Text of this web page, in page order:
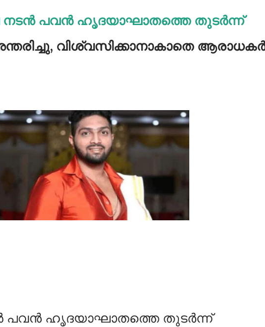
നടൻ പവൻ ഹൃദയാഘാതത്തെ തുടര്‍ന്ന്
വിശ്വസിക്കാനാകാതെ ആരാധകര്‍
പവൻ ഹൃദയാഘാതത്തെ തുടര്‍ന്ന്